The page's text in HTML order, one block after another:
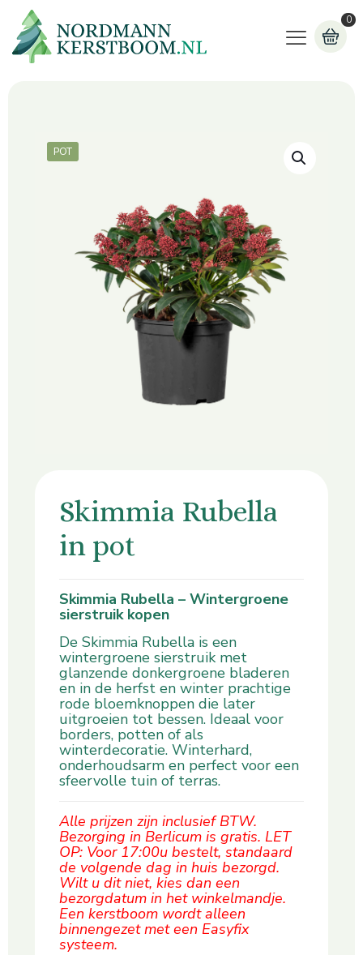
0
POT
Skimmia Rubella
in pot
Skimmia Rubella – Wintergroene
sierstruik kopen
De Skimmia Rubella is een
wintergroene sierstruik met
glanzende donkergroene bladeren
en in de herfst en winter prachtige
rode bloemknoppen die later
uitgroeien tot bessen. Ideaal voor
borders, potten of als
winterdecoratie. Winterhard,
onderhoudsarm en perfect voor een
sfeervolle tuin of terras.
Alle prijzen zijn inclusief BTW.
Bezorging in Berlicum is gratis. LET
OP: Voor 17:00u bestelt, standaard
de volgende dag in huis bezorgd.
Wilt u dit niet, kies dan een
bezorgdatum in het winkelmandje.
Een kerstboom wordt alleen
binnengezet met een Easyfix
systeem.